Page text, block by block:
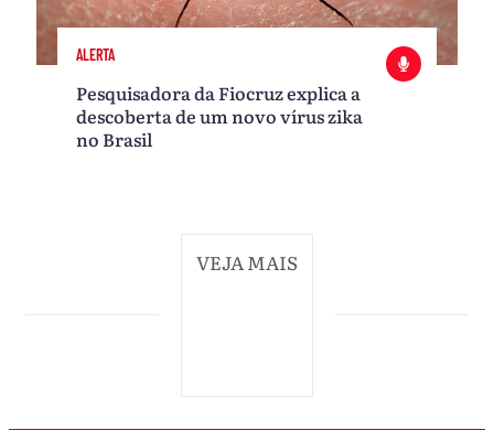
ALERTA
Pesquisadora da Fiocruz explica a
descoberta de um novo vírus zika
no Brasil
VEJA MAIS